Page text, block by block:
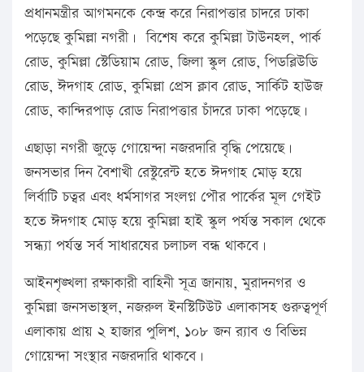
প্রধানমন্ত্রীর আগমনকে কেন্দ্র করে নিরাপত্তার চাদরে ঢাকা
পড়েছে কুমিল্লা নগরী। বিশেষ করে কুমিল্লা টাউনহল, পার্ক
রোড, কুমিল্লা স্টেডিয়াম রোড, জিলা স্কুল রোড, পিডব্লিউডি
রোড, ঈদগাহ রোড, কুমিল্লা প্রেস ক্লাব রোড, সার্কিট হাউজ
রোড, কান্দিরপাড় রোড নিরাপত্তার চাঁদরে ঢাকা পড়েছে।
এছাড়া নগরী জুড়ে গোয়েন্দা নজরদারি বৃদ্ধি পেয়েছে।
জনসভার দিন বৈশাখী রেস্টুরেন্ট হতে ঈদগাহ মোড় হয়ে
লির্বাটি চত্বর এবং ধর্মসাগর সংলগ্ন পৌর পার্কের মূল গেইট
হতে ঈদগাহ মোড় হয়ে কুমিল্লা হাই স্কুল পর্যন্ত সকাল থেকে
সন্ধ্যা পর্যন্ত সর্ব সাধারষের চলাচল বন্ধ থাকবে।
আইনশৃঙ্খলা রক্ষাকারী বাহিনী সূত্র জানায়, মুরাদনগর ও
কুমিল্লা জনসভাস্থল, নজরুল ইনস্টিটিউট এলাকাসহ গুরুত্বপূর্ণ
এলাকায় প্রায় ২ হাজার পুলিশ, ১০৮ জন র‌্যাব ও বিভিন্ন
গোয়েন্দা সংস্থার নজরদারি থাকবে।